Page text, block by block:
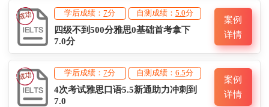
学后成绩：7分 自测成绩： 5.0分
四级不到500分雅思0基础首考拿下
7.0分
案例
详情
学后成绩：7分 自测成绩： 6.5分
4次考试雅思口语5.5新通助力冲刺到
7.0
案例
详情